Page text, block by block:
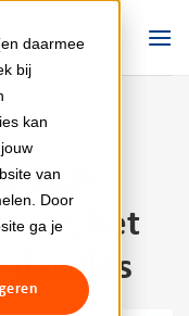
daarmee
bij
kan
van
Door
ga je
SAP-
het
dansles